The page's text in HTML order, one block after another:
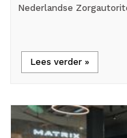
Nederlandse
Lees verder »